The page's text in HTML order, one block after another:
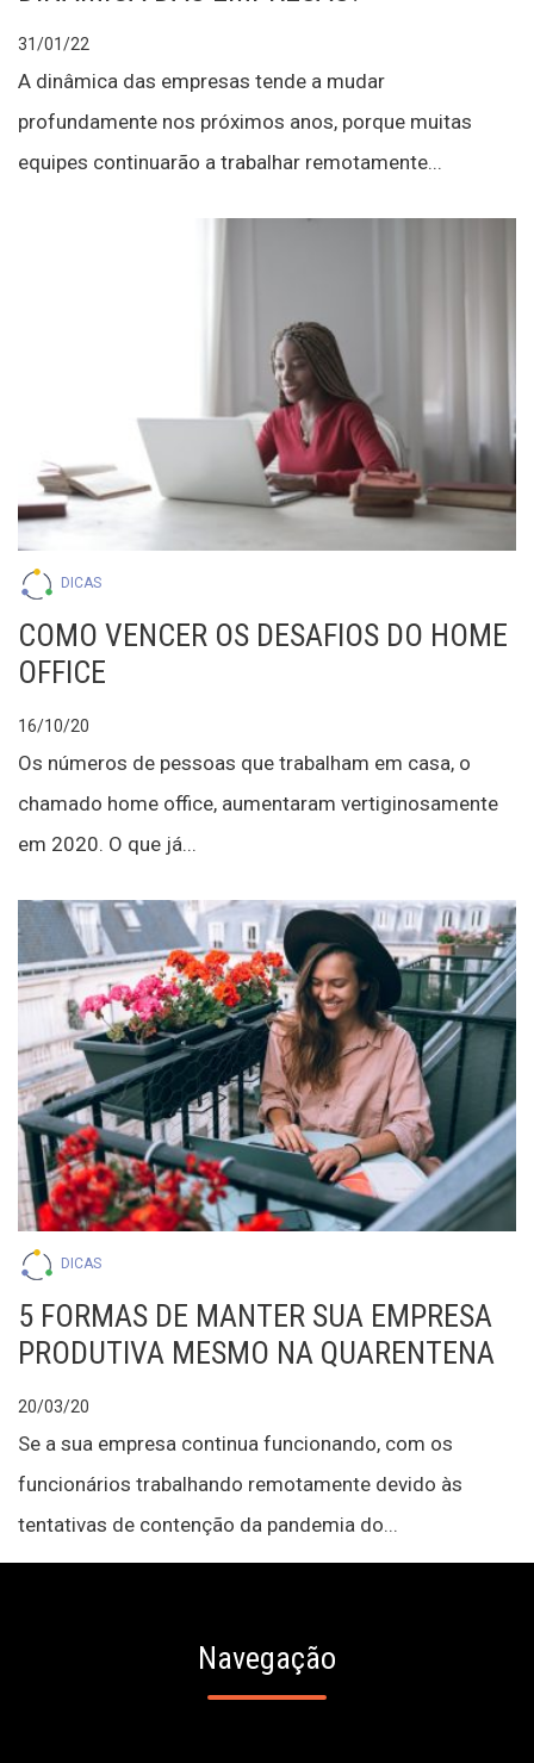
31/01/22
A dinâmica das empresas tende a mudar
profundamente nos próximos anos, porque muitas
equipes continuarão a trabalhar remotamente...
DICAS
COMO VENCER OS DESAFIOS DO HOME
OFFICE
16/10/20
Os números de pessoas que trabalham em casa, o
chamado home office, aumentaram vertiginosamente
em 2020. O que já...
DICAS
5 FORMAS DE MANTER SUA EMPRESA
PRODUTIVA MESMO NA QUARENTENA
20/03/20
Se a sua empresa continua funcionando, com os
funcionários trabalhando remotamente devido às
tentativas de contenção da pandemia do...
Navegação